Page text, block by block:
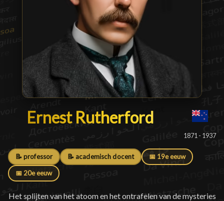
Ernest Rutherford
Ernest Rutherford
1871 - 1937
📝 professor 📝 academisch docent 📅 19e eeuw
📅 20e eeuw
Het splijten van het atoom en het ontrafelen van de mysteries